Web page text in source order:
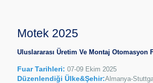
Motek 2025
Uluslararası Üretim Ve Montaj Otomasyon
Fuar Tarihleri: 07-09 Ekim 2025
Düzenlendiği Ülke&Şehir:Almanya-